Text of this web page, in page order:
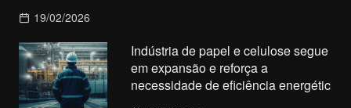
19/02/2026
Indústria de papel e celulose segue
em expansão e reforça a
necessidade de eficiência energétic